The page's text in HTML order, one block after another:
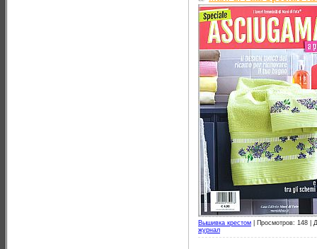
Вышивка крестом Просмотров: 148 |
журнал